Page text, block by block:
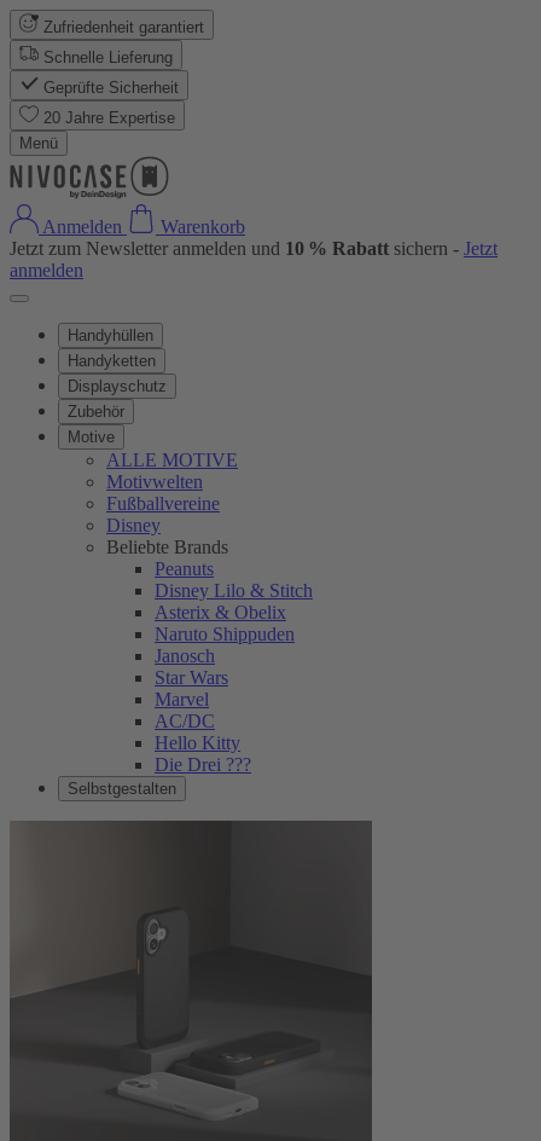
Zufriedenheit garantiert
Schnelle Lieferung
Geprüfte Sicherheit
20 Jahre Expertise
Menü
Anmelden
Warenkorb
Jetzt zum Newsletter anmelden und 10 % Rabatt sichern - Jetzt
anmelden
Handyhüllen
Handyketten
Displayschutz
Zubehör
Motive
ALLE MOTIVE
Motivwelten
Fußballvereine
Disney
Beliebte Brands
Peanuts
Disney Lilo & Stitch
Asterix & Obelix
Naruto Shippuden
Janosch
Star Wars
Marvel
AC/DC
Hello Kitty
Die Drei ???
Selbstgestalten